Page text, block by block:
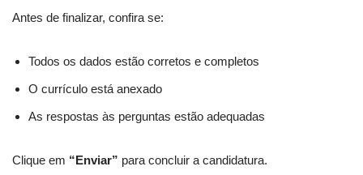
Antes de finalizar, confira se:
Todos os dados estão corretos e completos
O currículo está anexado
As respostas às perguntas estão adequadas
Clique em “Enviar” para concluir a candidatura.